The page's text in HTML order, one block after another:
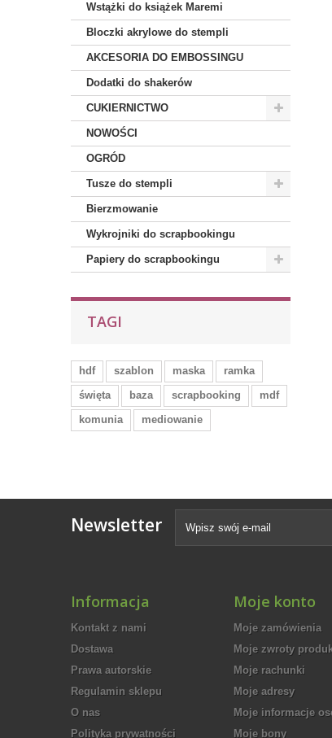
Wstążki do książek Maremi
Bloczki akrylowe do stempli
AKCESORIA DO EMBOSSINGU
Dodatki do shakerów
CUKIERNICTWO
NOWOŚCI
OGRÓD
Tusze do stempli
Bierzmowanie
Wykrojniki do scrapbookingu
Papiery do scrapbookingu
TAGI
hdf szablon maska
ramka
święta
baza scrapbooking
mdf
komunia
mediowanie
Newsletter
Informacja
Kontakt z nami
Dostawa
Prawa autorskie
Regulamin sklepu
O nas
Polityka prywatności
Moje konto
Moje zamówienia
Moje zwroty
Moje rachunki
Moje adresy
Moje informacje
Moje bony